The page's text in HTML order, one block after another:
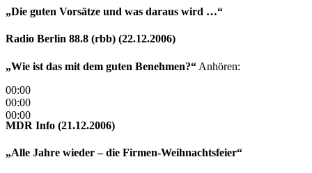
„Die guten Vorsätze und was daraus wird …“
Radio Berlin 88.8 (rbb) (22.12.2006)
„Wie ist das mit dem guten Benehmen?“ Anhören:
00:00
00:00
00:00
MDR Info (21.12.2006)
„Alle Jahre wieder – die Firmen-Weihnachtsfeier“